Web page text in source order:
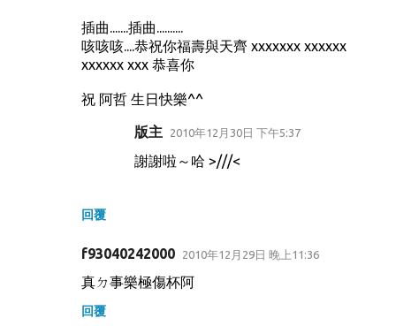
插曲.......插曲..........
咳咳咳....恭祝你福壽與天齊 xxxxxxx xxxxxx
xxxxxx xxx 恭喜你
祝 阿哲 生日快樂^^
回覆
版主 2010年12月30日 下午5:37
謝謝啦～哈 >///<
f93040242000 2010年12月29日 晚上11:36
真ㄉ事樂極傷杯阿
回覆